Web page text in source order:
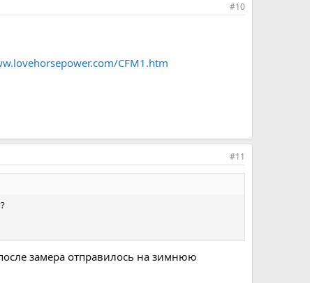
#10
CFM1.htm
#11
замера отправилось на зимнюю